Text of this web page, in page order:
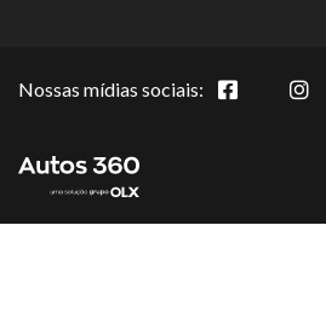
Nossas mídias sociais: